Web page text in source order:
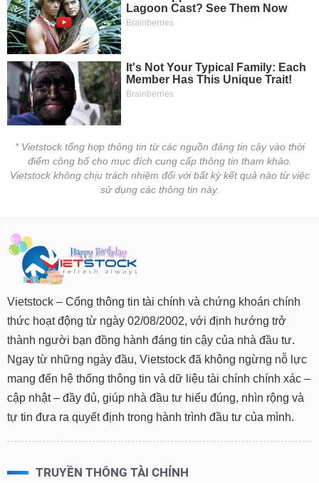
* Vietstock tổng hợp thông tin từ các nguồn đáng tin cậy vào thời
điểm công bố cho mục đích cung cấp thông tin tham khảo.
Vietstock không chịu trách nhiệm đối với bất kỳ kết quả nào từ việc
sử dụng các thông tin này.
Vietstock – Cổng thông tin tài chính và chứng khoán chính
thức hoạt động từ ngày 02/08/2002, với định hướng trở
thành người bạn đồng hành đáng tin cậy của nhà đầu tư.
Ngay từ những ngày đầu, Vietstock đã không ngừng nỗ lực
mang đến hệ thống thông tin và dữ liệu tài chính chính xác –
cập nhật – đầy đủ, giúp nhà đầu tư hiểu đúng, nhìn rộng và
tự tin đưa ra quyết định trong hành trình đầu tư của mình.
TRUYỀN THÔNG TÀI CHÍNH
chính